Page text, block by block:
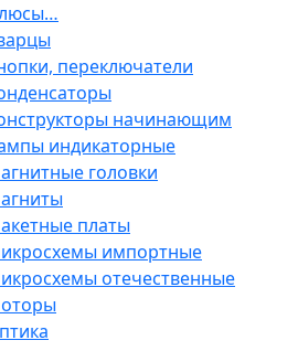
переключатели
начинающим
индикаторные
головки
платы
импортные
отечественные